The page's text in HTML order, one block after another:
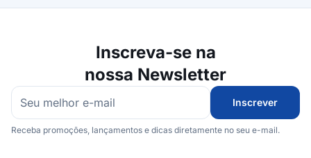
Inscreva-se na
nossa Newsletter
Inscrever
Receba promoções, lançamentos e dicas diretamente no seu e-mail.